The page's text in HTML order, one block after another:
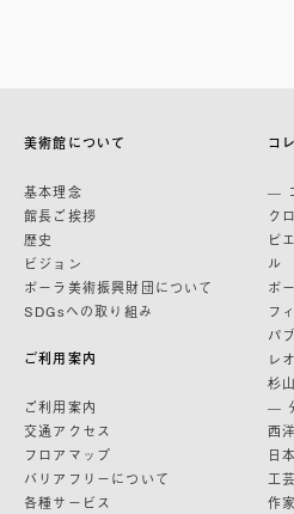
美術館について
基本理念
館長ご挨拶
歴史
ビジョン
ポーラ美術振興財団について
SDGsへの取り組み
ご利用案内
ご利用案内
交通アクセス
フロアマップ
バリアフリーについて
各種サービス
コ
—
ク
ピ
ル
ポ
フ
パ
レ
杉
—
西
日
工
作